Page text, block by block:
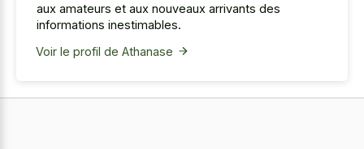
aux amateurs et aux nouveaux arrivants des
informations inestimables.
Voir le profil de Athanase